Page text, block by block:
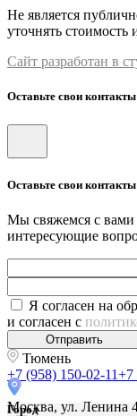
Москва, ул. Ленина
Не является
уточнять стоимость
Сайт разработан в
Оставьте свои контакты
Оставьте свои контакты
Мы свяжемся с вами
интересующие
Я согласен на
и согласен с
Отправить
Тюмень
+7 (958) 150-02-11+7
Город